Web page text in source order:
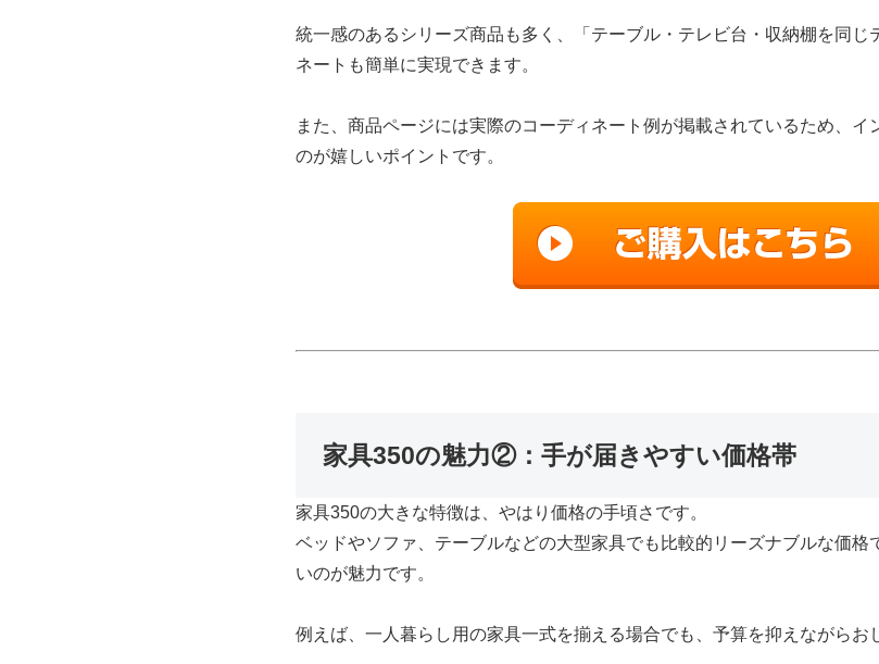
統一感のあるシリーズ商品も多く、「テーブル・テレビ台・収納棚を同じ
ネートも簡単に実現できます。
また、商品ページには実際のコーディネート例が掲載されているため、
のが嬉しいポイントです。
家具350の魅力②：手が届きやすい価格帯
家具350の大きな特徴は、やはり価格の手頃さです。
ベッドやソファ、テーブルなどの大型家具でも比較的リーズナブルな価格
いのが魅力です。
例えば、一人暮らし用の家具一式を揃える場合でも、予算を抑えながらお